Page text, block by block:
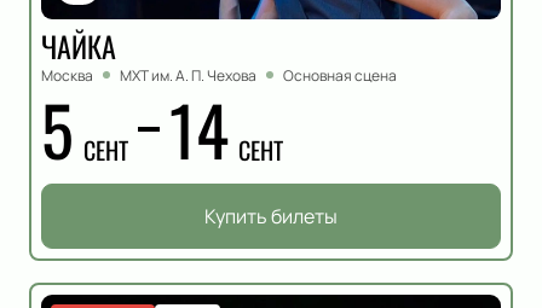
ЧАЙКА
Москва МХТ им. А. П. Чехова Основная сцена
5 СЕНТ 14 СЕНТ
Купить билеты